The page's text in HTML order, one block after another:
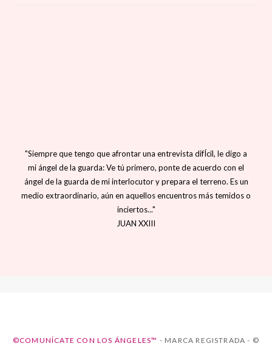
"Siempre que tengo que afrontar una entrevista difÍcil, le digo a
mi ángel de la guarda: Ve tú primero, ponte de acuerdo con el
ángel de la guarda de mi interlocutor y prepara el terreno. Es un
medio extraordinario, aún en aquellos encuentros más temidos o
inciertos..."
JUAN XXIII
©COMUNÍCATE CON LOS ÁNGELES™ - MARCA REGISTRADA - ©